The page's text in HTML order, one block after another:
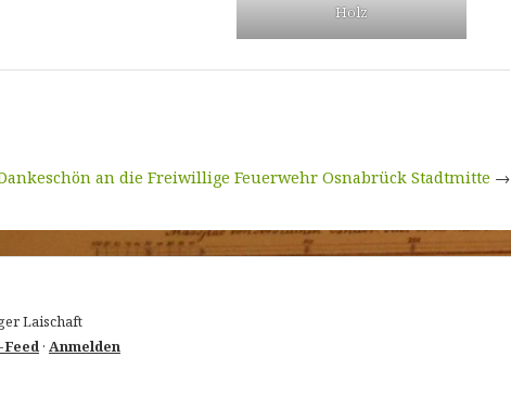
Holz
an die Freiwillige Feuerwehr Osnabrück Stadtmitte →
Laischaft
Feed· Anmelden